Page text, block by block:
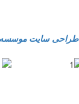
طراحی سایت موسسه